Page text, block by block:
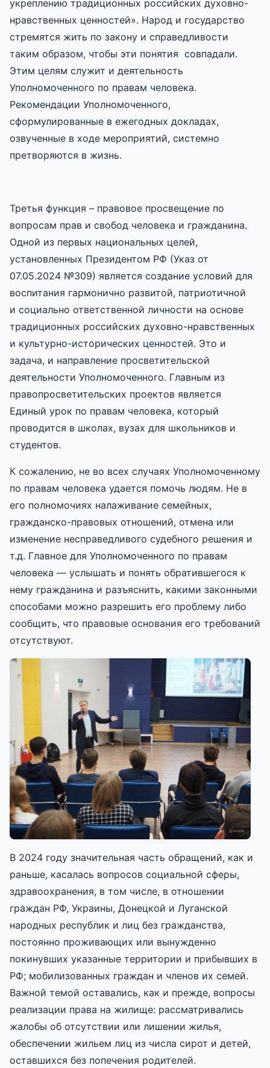
укреплению традиционных российских духовно-
нравственных ценностей». Народ и государство
стремятся жить по закону и справедливости
таким образом, чтобы эти понятия совпадали.
Этим целям служит и деятельность
Уполномоченного по правам человека.
Рекомендации Уполномоченного,
сформулированные в ежегодных докладах,
озвученные в ходе мероприятий, системно
претворяются в жизнь.
Третья функция – правовое просвещение по
вопросам прав и свобод человека и гражданина.
Одной из первых национальных целей,
установленных Президентом РФ (Указ от
07.05.2024 №309) является создание условий для
воспитания гармонично развитой, патриотичной
и социально ответственной личности на основе
традиционных российских духовно-нравственных
и культурно-исторических ценностей. Это и
задача, и направление просветительской
деятельности Уполномоченного. Главным из
правопросветительских проектов является
Единый урок по правам человека, который
проводится в школах, вузах для школьников и
студентов.
К сожалению, не во всех случаях Уполномоченному
по правам человека удается помочь людям. Не в
его полномочиях налаживание семейных,
гражданско-правовых отношений, отмена или
изменение несправедливого судебного решения и
т.д. Главное для Уполномоченного по правам
человека — услышать и понять обратившегося к
нему гражданина и разъяснить, какими законными
способами можно разрешить его проблему либо
сообщить, что правовые основания его требований
отсутствуют.
В 2024 году значительная часть обра­щений, как и
раньше, касалась вопро­сов социальной сферы,
здравоохранения, в том числе, в отношении
граждан РФ, Украины, Донецкой и Луганской
народных республик и лиц без гражданства,
постоянно проживающих или вынужденно
покинувших указанные территории и прибывших в
РФ; мобилизованных граждан и членов их семей.
Важ­ной темой оставались, как и прежде, вопросы
реа­лизации права на жилище: рассматривались
жалобы об отсутствии или лишении жилья,
обеспе­чении жильем лиц из числа сирот и детей,
оставшихся без попечения родителей.